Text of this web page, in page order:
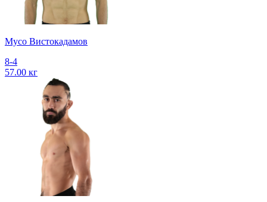
Мусо Вистокадамов
8-4
57.00 кг